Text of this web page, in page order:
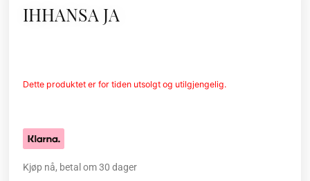
IHHANSA JA
Dette produktet er for tiden utsolgt og utilgjengelig.
Kjøp nå, betal om 30 dager